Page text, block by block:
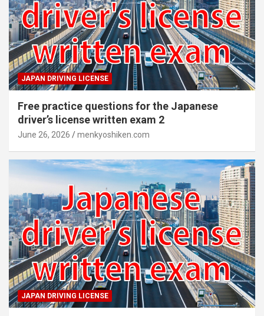
JAPAN DRIVING LICENSE
Free practice questions for the Japanese
driver’s license written exam 2
June 26, 2026 menkyoshiken.com
JAPAN DRIVING LICENSE